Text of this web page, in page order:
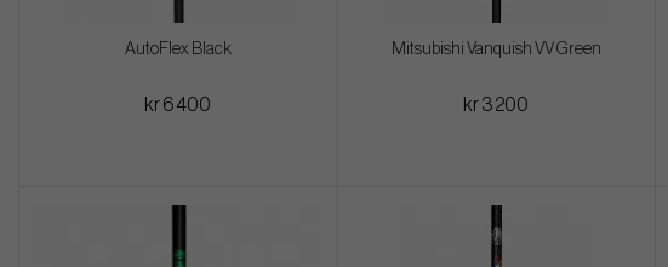
AutoFlex Black
kr 6 400
Mitsubishi Vanquish VV Green
kr 3 200